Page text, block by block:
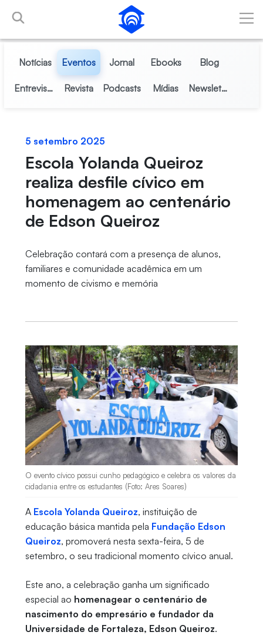
Pular para o Conteúdo principal
Notícias Eventos Jornal Ebooks Blog
Entrevistas Revista Podcasts Mídias Newsletter
5 setembro 2025
Escola Yolanda Queiroz
realiza desfile cívico em
homenagem ao centenário
de Edson Queiroz
Celebração contará com a presença de alunos,
familiares e comunidade acadêmica em um
momento de civismo e memória
O evento cívico possui cunho pedagógico e celebra os valores da
cidadania entre os estudantes (Foto: Ares Soares)
A Escola Yolanda Queiroz, instituição de
educação básica mantida pela Fundação Edson
Queiroz, promoverá nesta sexta-feira, 5 de
setembro, o seu tradicional momento cívico anual.
Este ano, a celebração ganha um significado
especial ao homenagear o centenário de
nascimento do empresário e fundador da
Universidade de Fortaleza, Edson Queiroz.